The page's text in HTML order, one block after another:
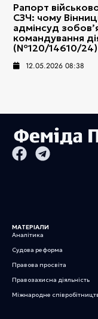
Рапорт
СЗЧ: чому
адмінсуд
командування
(№120/14610/24)
12.05.2026 08:38
МАТЕРІАЛИ
Аналітика
Судова реформа
Правова просвіта
Правозахисна діяльність
Міжнародне